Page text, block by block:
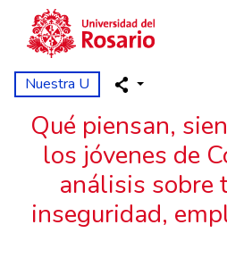
Pasar al contenido principal
Nuestra U
Qué piensan,
los jóvenes de
análisis sobre
inseguridad,